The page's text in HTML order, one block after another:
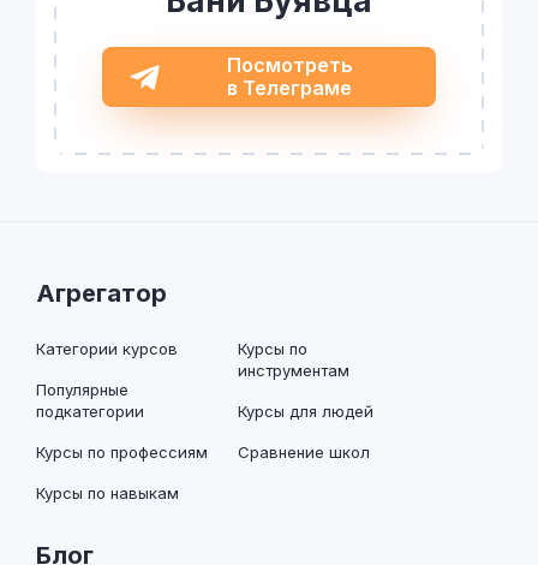
Посмотреть
в Телеграме
Агрегатор
Категории курсов
Популярные
подкатегории
Курсы по профессиям
Курсы по навыкам
Курсы по
инструментам
Курсы для людей
Сравнение школ
Блог